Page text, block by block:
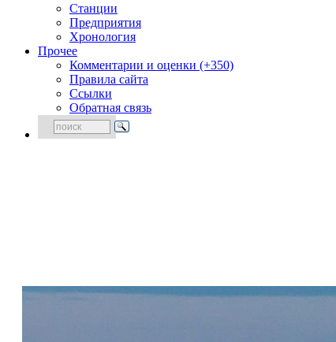
Станции
Предприятия
Хронология
Прочее
Комментарии и оценки (+350)
Правила сайта
Ссылки
Обратная связь